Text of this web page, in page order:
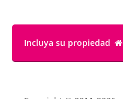
Incluya su propiedad